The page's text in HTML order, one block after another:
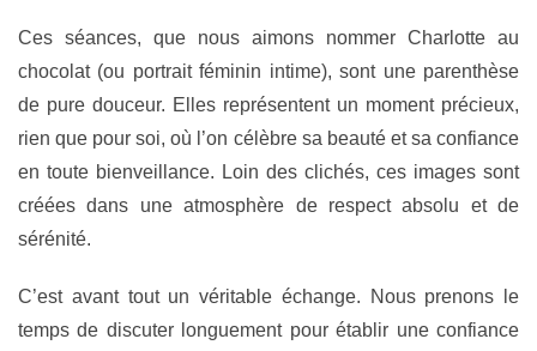
Ces séances, que nous aimons nommer Charlotte au
chocolat(ou portrait féminin intime), sont une parenthèse
de pure douceur. Elles représentent un moment précieux,
rien que pour soi, où l’on célèbre sa beauté et sa confiance
en toute bienveillance. Loin des clichés, ces images sont
créées dans une atmosphère de respect absolu et de
sérénité.
C’est avant tout un véritable échange. Nous prenons le
temps de discuter longuement pour établir une confiance